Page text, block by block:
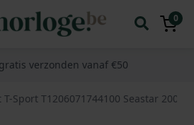
0
verzonden vanaf €50
T-Sport T1206071744100 Seastar 2000